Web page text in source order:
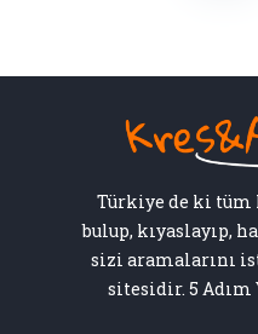
Türkiye de ki tüm
bulup, kıyaslayıp,
sizi aramalarını
sitesidir. 5